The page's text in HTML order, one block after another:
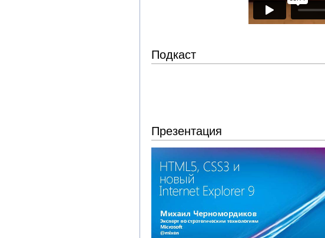
Подкаст
Презентация